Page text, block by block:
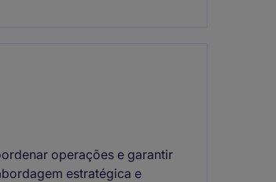
operações e garantir
estratégica e